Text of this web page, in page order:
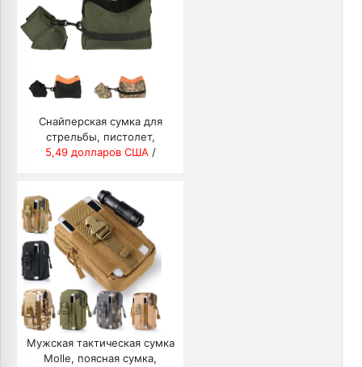
для подростка
Снайперская сумка для
стрельбы, пистолет,
передняя и задняя части
скамья для мешков с
песком, незаполненная, для
улицы, подставка для
охотничьего ружья с
поводком
5,49 долларов США /
Мужская тактическая сумка
Molle, поясная сумка,